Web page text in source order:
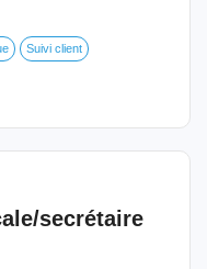
Suivi client
secrétaire